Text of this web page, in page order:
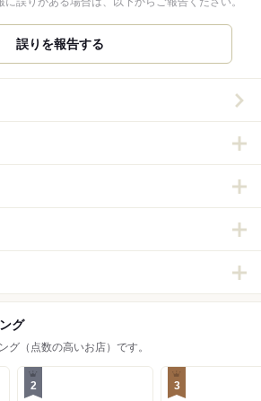
誤りを報告する
グ
グ（点数の高いお店）です。
2 3